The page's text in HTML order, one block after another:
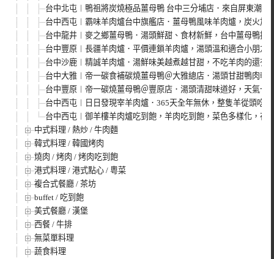
台中北屯︱鴨祖將炭燒極品薑母鴨 台中三分埔店．來自屏東潮
台中西屯︱霸味羊肉爐台中旗艦店．薑母鴨風味羊肉爐，炭火加
台中龍井︱麥之鄉薑母鴨．湯頭鮮甜、食材新鮮，台中薑母鴨推
台中豐原︱長疆羊肉爐．平價連鎖羊肉爐，湯頭溫和適合小朋友
台中沙鹿︱精誠羊肉爐．湯鮮味美越煮越甘甜，不吃羊肉的還
台中大雅︱帝一碳食補碳燒薑母鴨＠大雅總店．湯頭甘甜鴨肉軟
台中豐原︱帝一碳燒薑母鴨＠豐原店．湯頭清甜味道好，天氣一
台中西屯︱日日發現宰羊肉爐．365天全年無休，整隻羊從頭吃
台中西屯︱御羊樓羊肉爐吃到飽，羊肉吃到飽，菜色多樣化，在
中式料理 / 熱炒 / 牛肉麵
韓式料理 / 韓國烤肉
燒肉 / 烤肉 / 烤肉吃到飽
港式料理 / 港式點心 / 粵菜
複合式餐廳 / 茶坊
buffet / 吃到飽
美式餐廳 / 漢堡
西餐 / 牛排
無菜單料理
蔬食料理